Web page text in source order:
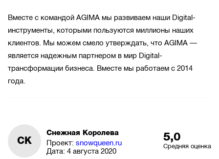
Вместе с командой AGIMA мы развиваем наши Digital-
инструменты, которыми пользуются миллионы наших
клиентов. Мы можем смело утверждать, что AGIMA —
является надежным партнером в мир Digital-
трансформации бизнеса. Вместе мы работаем с 2014
года.
СК
Снежная Королева
Проект: snowqueen.ru
Дата: 4 августа 2020
5,0
Средняя оценка